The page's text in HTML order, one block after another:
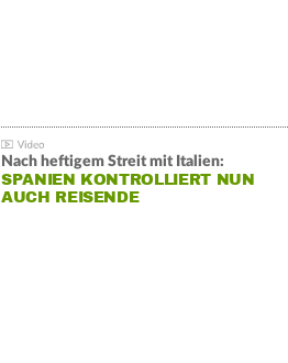
Nach heftigem Streit mit Italien:
SPANIEN KONTROLLIERT NUN
AUCH REISENDE